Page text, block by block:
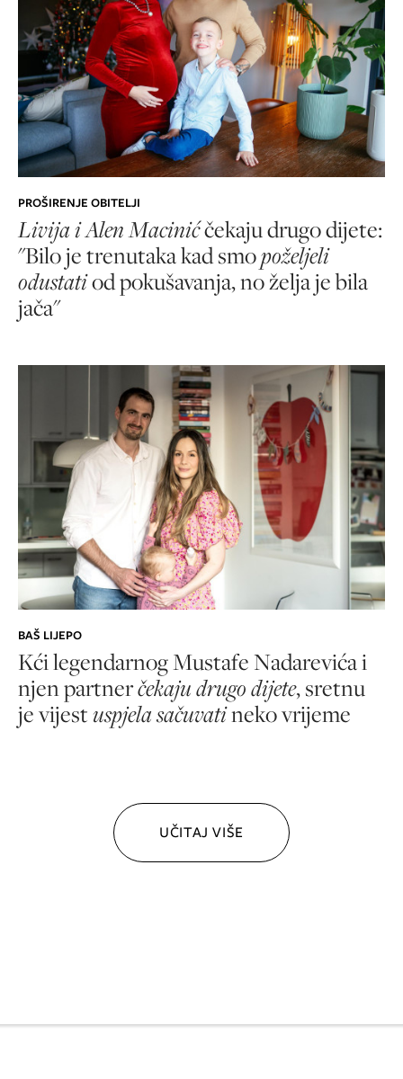
PROŠIRENJE OBITELJI
Livija i Alen Macinićčekaju drugo dijete:
"Bilo je trenutaka kad smopoželjeli
odustatiod pokušavanja, no želja je bila
jača"
BAŠ LIJEPO
Kći legendarnog Mustafe Nadarevića i
njen partnerčekaju drugo dijete, sretnu
je vijestuspjela sačuvatineko vrijeme
UČITAJ VIŠE